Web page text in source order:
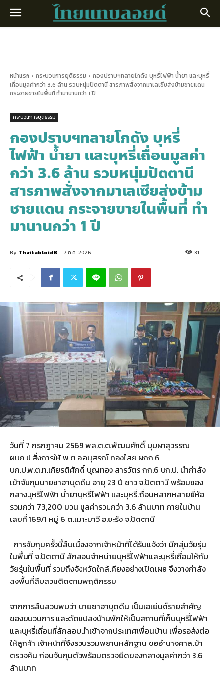
หน้าแรก กระบวนการยุติธรรม
กองปราบฯทลายโกดัง บุหรี่ไฟฟ้า น้ำยา และบุหรี่
เถื่อนมูลค่ากว่า 3.6 ล้าน รวบหนุ่มปัตตานี สารภาพสั่งจากมาเลเซียส่งข้ามชายแดน
กระจายขายในพื้นที่ ทำมานานกว่า 1 ปี
กระบวนการยุติธรรม
กองปราบฯทลายโกดัง บุหรี่
ไฟฟ้า น้ำยา และบุหรี่เถื่อนมูลค่า
กว่า 3.6 ล้าน รวบหนุ่มปัตตานี
สารภาพสั่งจากมาเลเซียส่งข้าม
ชายแดน กระจายขายในพื้นที่ ทำ
มานานกว่า 1 ปี
By ThaitabloidB 7 ก.ค. 2026 31
วันที่ 7 กรกฎาคม 2569 พล.ต.ต.พัฒนศักดิ์ บุบผาสุวรรณ
ผบก.ป.สั่งการให้ พ.ต.อ.อนุสรณ์ ทองไสย ผกก.6
บก.ป.พ.ต.ท.เกียรติศักดิ์ บุญทอง สารวัตร กก.6 บก.ป. นำกำลัง
เข้าจับกุมนายซาฮาบุดดีน อายุ 23 ปี ชาว จ.ปัตตานี พร้อมของ
กลางบุหรี่ไฟฟ้า น้ำยาบุหรี่ไฟฟ้า และบุหรี่เถื่อนหลากหลายยี่ห้อ
รวมกว่า 73,200 มวน มูลค่ารวมกว่า 3.6 ล้านบาท ภายในบ้าน
เลขที่ 169/1 หมู่ 6 ต.เมาะมาวี อ.ยะรัง จ.ปัตตานี
การจับกุมครั้งนี้สืบเนื่องจากเจ้าหน้าที่ได้รับแจ้งว่า มีกลุ่มวัยรุ่น
ในพื้นที่ จ.ปัตตานี ลักลอบจำหน่ายบุหรี่ไฟฟ้าและบุหรี่เถื่อนให้กับ
วัยรุ่นในพื้นที่ รวมถึงจังหวัดใกล้เคียงอย่างเปิดเผย จึงวางกำลัง
ลงพื้นที่สืบสวนติดตามพฤติกรรม
จากการสืบสวนพบว่า นายซาฮาบุดดีน เป็นเอเย่นต์รายสำคัญ
ของขบวนการ และดัดแปลงบ้านพักให้เป็นสถานที่เก็บบุหรี่ไฟฟ้า
และบุหรี่เถื่อนที่ลักลอบนำเข้าจากประเทศเพื่อนบ้าน เพื่อรอส่งต่อ
ให้ลูกค้า เจ้าหน้าที่จึงรวบรวมพยานหลักฐาน ขออำนาจศาลเข้า
ตรวจค้น ก่อนจับกุมตัวพร้อมตรวจยึดของกลางมูลค่ากว่า 3.6
ล้านบาท